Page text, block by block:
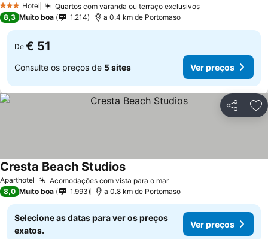
3 EstrelasHotel Quartos com varanda ou terraço exclusivosVer preços
8,3 Muito boa 1.214 a 0.4 km de Portomaso
De € 51
Consulte os preços de 5 sites Ver preços
Partilhar
Aparthotel Acomodações com vista para o marVer preços
Cresta Beach StudiosVer preços
8,0 Muito boa 1.993 a 0.8 km de Portomaso
Selecione as datas para ver os preços
exatos.
Ver preços